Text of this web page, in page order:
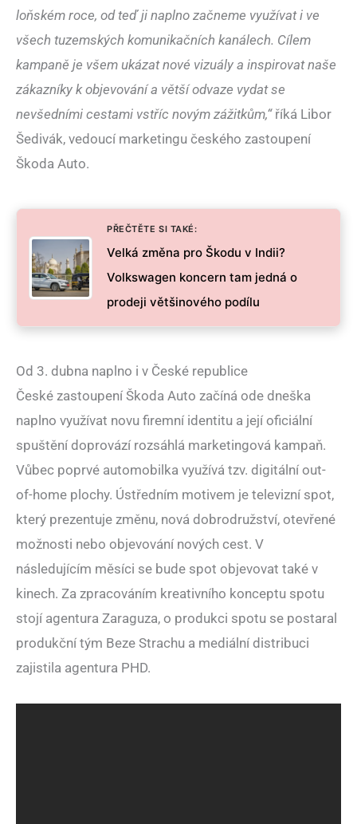
loňském roce, od teď ji naplno začneme využívat i ve
všech tuzemských komunikačních kanálech. Cílem
kampaně je všem ukázat nové vizuály a inspirovat naše
zákazníky k objevování a větší odvaze vydat se
nevšedními cestami vstříc novým zážitkům,“říká Libor
Šedivák, vedoucí marketingu českého zastoupení
Škoda Auto.
PŘEČTĚTE SI TAKÉ:
Velká změna pro Škodu v Indii?
Volkswagen koncern tam jedná o
prodeji většinového podílu
Od 3. dubna naplno i v České republice
České zastoupení Škoda Auto začíná ode dneška
naplno využívat novu firemní identitu a její oficiální
spuštění doprovází rozsáhlá marketingová kampaň.
Vůbec poprvé automobilka využívá tzv. digitální out-
of-home plochy. Ústředním motivem je televizní spot,
který prezentuje změnu, nová dobrodružství, otevřené
možnosti nebo objevování nových cest. V
následujícím měsíci se bude spot objevovat také v
kinech. Za zpracováním kreativního konceptu spotu
stojí agentura Zaraguza, o produkci spotu se postaral
produkční tým Beze Strachu a mediální distribuci
zajistila agentura PHD.